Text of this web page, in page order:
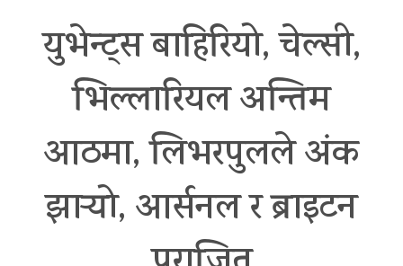
युभेन्ट्स बाहिरियो, चेल्सी,
भिल्लारियल अन्तिम
आठमा, लिभरपुलले अंक
झार्‍यो, आर्सनल र ब्राइटन